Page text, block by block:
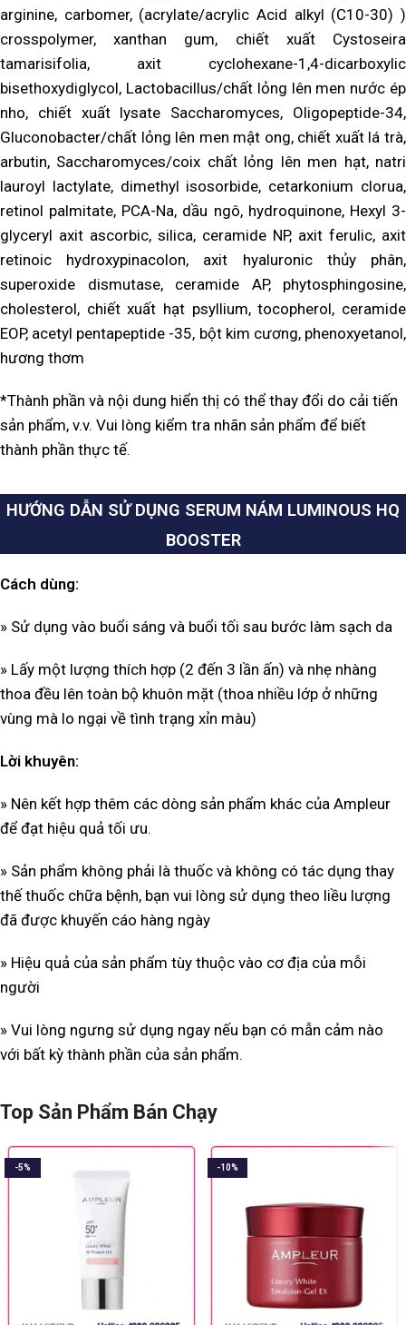
arginine, carbomer, (acrylate/acrylic Acid alkyl (C10-30) )
crosspolymer, xanthan gum, chiết xuất Cystoseira
tamarisifolia, axit cyclohexane-1,4-dicarboxylic
bisethoxydiglycol, Lactobacillus/chất lỏng lên men nước ép
nho, chiết xuất lysate Saccharomyces, Oligopeptide-34,
Gluconobacter/chất lỏng lên men mật ong, chiết xuất lá trà,
arbutin, Saccharomyces/coix chất lỏng lên men hạt, natri
lauroyl lactylate, dimethyl isosorbide, cetarkonium clorua,
retinol palmitate, PCA-Na, dầu ngô, hydroquinone, Hexyl 3-
glyceryl axit ascorbic, silica, ceramide NP, axit ferulic, axit
retinoic hydroxypinacolon, axit hyaluronic thủy phân,
superoxide dismutase, ceramide AP, phytosphingosine,
cholesterol, chiết xuất hạt psyllium, tocopherol, ceramide
EOP, acetyl pentapeptide -35, bột kim cương, phenoxyetanol,
hương thơm
*Thành phần và nội dung hiển thị có thể thay đổi do cải tiến
sản phẩm, v.v. Vui lòng kiểm tra nhãn sản phẩm để biết
thành phần thực tế.
HƯỚNG DẪN SỬ DỤNG SERUM NÁM LUMINOUS HQ
BOOSTER
Cách dùng:
» Sử dụng vào buổi sáng và buổi tối sau bước làm sạch da
» Lấy một lượng thích hợp (2 đến 3 lần ấn) và nhẹ nhàng
thoa đều lên toàn bộ khuôn mặt (thoa nhiều lớp ở những
vùng mà lo ngại về tình trạng xỉn màu)
Lời khuyên:
» Nên kết hợp thêm các dòng sản phẩm khác của Ampleur
để đạt hiệu quả tối ưu.
» Sản phẩm không phải là thuốc và không có tác dụng thay
thế thuốc chữa bệnh, bạn vui lòng sử dụng theo liều lượng
đã được khuyến cáo hàng ngày
» Hiệu quả của sản phẩm tùy thuộc vào cơ địa của mỗi
người
» Vui lòng ngưng sử dụng ngay nếu bạn có mẫn cảm nào
với bất kỳ thành phần của sản phẩm.
Top Sản Phẩm Bán Chạy
-5% -10%